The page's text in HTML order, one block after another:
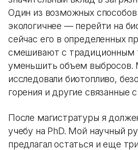
Один из возможных способов
экологичнее — перейти на
сейчас его в определенных
смешивают с традиционным
уменьшить объем выбросов.
исследовали биотопливо,
горения и другие связанные
После магистратуры я
учебу на PhD. Мой научный
предлагал остаться и еще